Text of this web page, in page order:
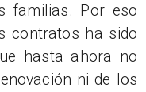
familias. Por eso
contratos ha sido
hasta ahora no
ni de los